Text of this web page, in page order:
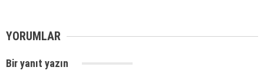
YORUMLAR
Bir yanıt yazın